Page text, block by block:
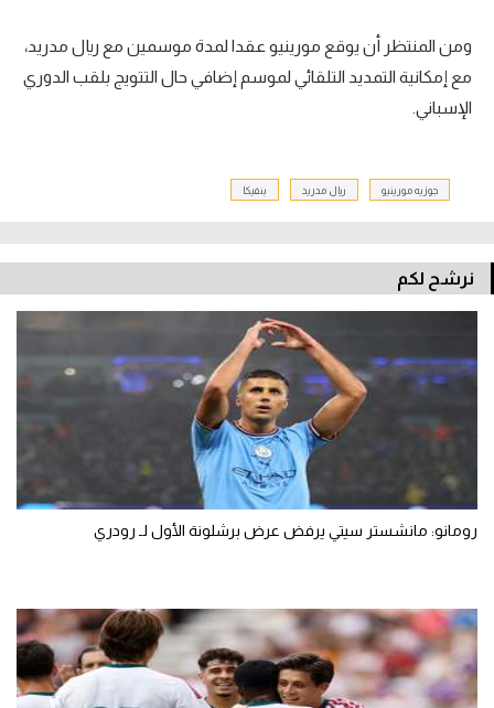
ومن المنتظر أن يوقع مورينيو عقدا لمدة موسمين مع ريال مدريد،
مع إمكانية التمديد التلقائي لموسم إضافي حال التتويج بلقب الدوري
الإسباني.
جوزيه مورينيو ريال مدريد بنفيكا
نرشح لكم
رومانو: مانشستر سيتي يرفض عرض برشلونة الأول لـ رودري